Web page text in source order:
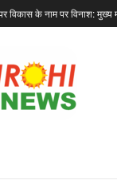
विकास के नाम पर विनाश: मुख्य